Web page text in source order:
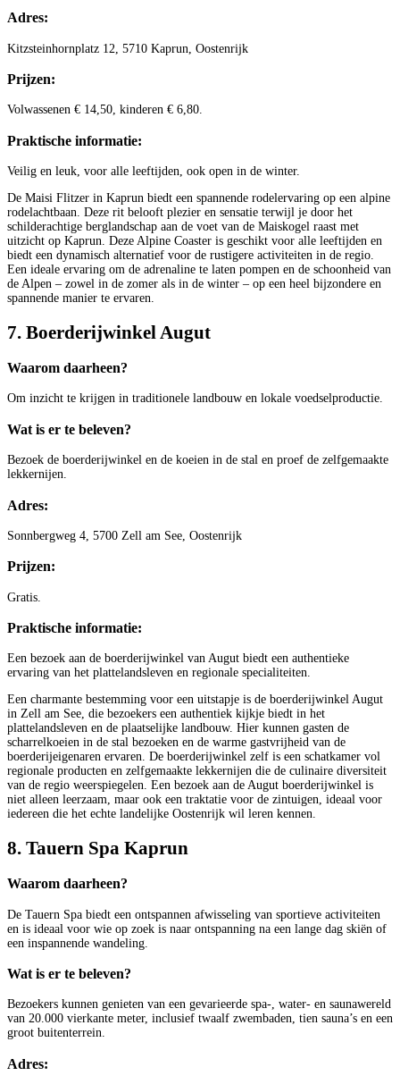
Adres:
Kitzsteinhornplatz 12, 5710 Kaprun, Oostenrijk
Prijzen:
Volwassenen € 14,50, kinderen € 6,80.
Praktische informatie:
Veilig en leuk, voor alle leeftijden, ook open in de winter.
De Maisi Flitzer in Kaprun biedt een spannende rodelervaring op een alpine
rodelachtbaan. Deze rit belooft plezier en sensatie terwijl je door het
schilderachtige berglandschap aan de voet van de Maiskogel raast met
uitzicht op Kaprun. Deze Alpine Coaster is geschikt voor alle leeftijden en
biedt een dynamisch alternatief voor de rustigere activiteiten in de regio.
Een ideale ervaring om de adrenaline te laten pompen en de schoonheid van
de Alpen – zowel in de zomer als in de winter – op een heel bijzondere en
spannende manier te ervaren.
7. Boerderijwinkel Augut
Waarom daarheen?
Om inzicht te krijgen in traditionele landbouw en lokale voedselproductie.
Wat is er te beleven?
Bezoek de boerderijwinkel en de koeien in de stal en proef de zelfgemaakte
lekkernijen.
Adres:
Sonnbergweg 4, 5700 Zell am See, Oostenrijk
Prijzen:
Gratis.
Praktische informatie:
Een bezoek aan de boerderijwinkel van Augut biedt een authentieke
ervaring van het plattelandsleven en regionale specialiteiten.
Een charmante bestemming voor een uitstapje is de boerderijwinkel Augut
in Zell am See, die bezoekers een authentiek kijkje biedt in het
plattelandsleven en de plaatselijke landbouw. Hier kunnen gasten de
scharrelkoeien in de stal bezoeken en de warme gastvrijheid van de
boerderijeigenaren ervaren. De boerderijwinkel zelf is een schatkamer vol
regionale producten en zelfgemaakte lekkernijen die de culinaire diversiteit
van de regio weerspiegelen. Een bezoek aan de Augut boerderijwinkel is
niet alleen leerzaam, maar ook een traktatie voor de zintuigen, ideaal voor
iedereen die het echte landelijke Oostenrijk wil leren kennen.
8. Tauern Spa Kaprun
Waarom daarheen?
De Tauern Spa biedt een ontspannen afwisseling van sportieve activiteiten
en is ideaal voor wie op zoek is naar ontspanning na een lange dag skiën of
een inspannende wandeling.
Wat is er te beleven?
Bezoekers kunnen genieten van een gevarieerde spa-, water- en saunawereld
van 20.000 vierkante meter, inclusief twaalf zwembaden, tien sauna’s en een
groot buitenterrein.
Adres: